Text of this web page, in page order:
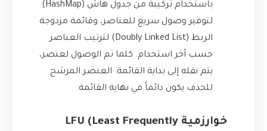
باستخدام تركيبة من جدول هاش (HashMap)
لتوفير وصول سريع للعناصر، وقائمة مزدوجة
الربط (Doubly Linked List) لترتيب العناصر
حسب آخر استخدام. كلما تم الوصول لعنصر،
يتم نقله إلى بداية القائمة. العنصر المرشح
للحذف يكون دائماً في نهاية القائمة.
خوارزمية LFU (Least Frequently